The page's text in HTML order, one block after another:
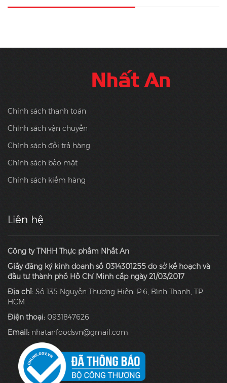
Chính sách thanh toán
Chính sách vận chuyển
Chính sách đổi trả hàng
Chính sách bảo mật
Chính sách kiểm hàng
Liên hệ
Công ty TNHH Thực phẩm Nhất An
Giấy đăng ký kinh doanh số 0314301255 do sở kế hoạch và
đầu tư thành phố Hồ Chí Minh cấp ngày 21/03/2017
Địa chỉ: Số 135 Nguyễn Thượng Hiền, P.6, Bình Thạnh, TP.
HCM
Điện thoại: 0931847626
Email: nhatanfoodsvn@gmail.com